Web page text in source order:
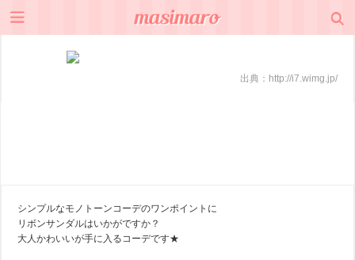
出典： http://i7.wimg.jp/
シンプルなモノトーンコーデのワンポイントに
リボンサンダルはいかがですか？
大人かわいいが手に入るコーデです★